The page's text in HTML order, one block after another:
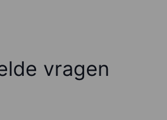
vragen